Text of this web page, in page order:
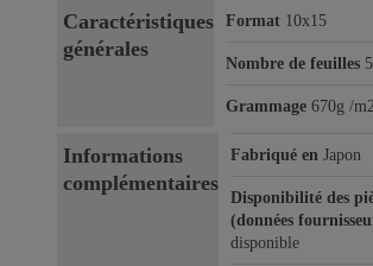
Caractéristiques
générales
Format 10x15
Nombre de feuilles
Grammage 670g /m2
Informations
complémentaires
Fabriqué en Japon
Disponibilité des
(données
disponible